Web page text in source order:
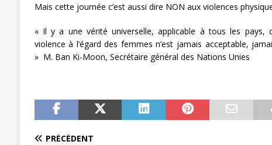
Mais cette journée c’est aussi dire NON aux violences
« Il y a une vérité universelle, applicable à tous les pays,
violence à l’égard des femmes n’est jamais acceptable,
» M. Ban Ki-Moon, Secrétaire général des Nations Unies
PRÉCÉDENT